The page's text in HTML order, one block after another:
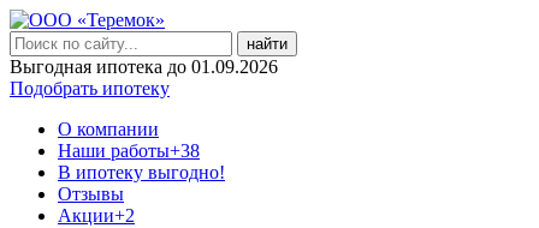
найти
Выгодная ипотека до 01.09.2026
Подобрать ипотеку
О компании
Наши работы+38
В ипотеку выгодно!
Отзывы
Акции+2